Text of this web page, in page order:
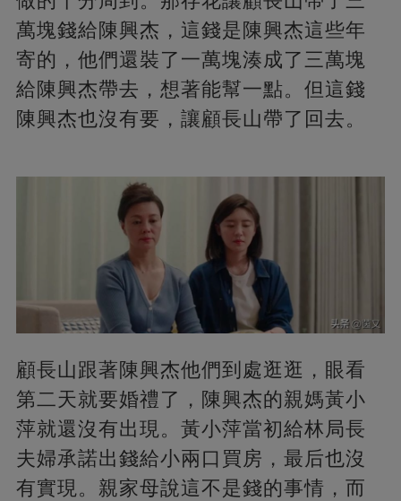
萬塊錢給陳興杰，這錢是陳興杰這些年
寄的，他們還裝了一萬塊湊成了三萬塊
給陳興杰帶去，想著能幫一點。但這錢
陳興杰也沒有要，讓顧長山帶了回去。
顧長山跟著陳興杰他們到處逛逛，眼看
第二天就要婚禮了，陳興杰的親媽黃小
萍就還沒有出現。黃小萍當初給林局長
夫婦承諾出錢給小兩口買房，最后也沒
有實現。親家母說這不是錢的事情，而